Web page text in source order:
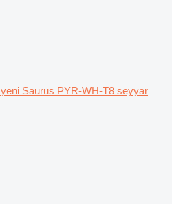
yeni Saurus PYR-WH-T8 seyyar